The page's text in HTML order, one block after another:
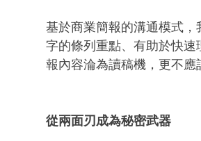
基於商業簡報的溝通模式
字的條列重點、有助於快
報內容淪為讀稿機，更不應
從兩面刃成為秘密武器